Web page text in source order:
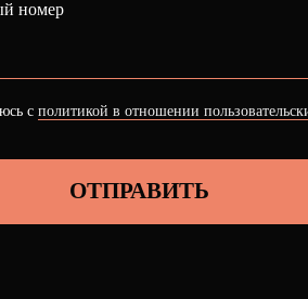
номер
с политикой в отношении
ОТПРАВИТЬ